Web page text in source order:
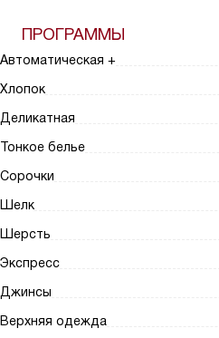
ПРОГРАММЫ
Автоматическая +
Хлопок
Деликатная
Тонкое белье
Сорочки
Шелк
Шерсть
Экспресс
Джинсы
Верхняя одежда